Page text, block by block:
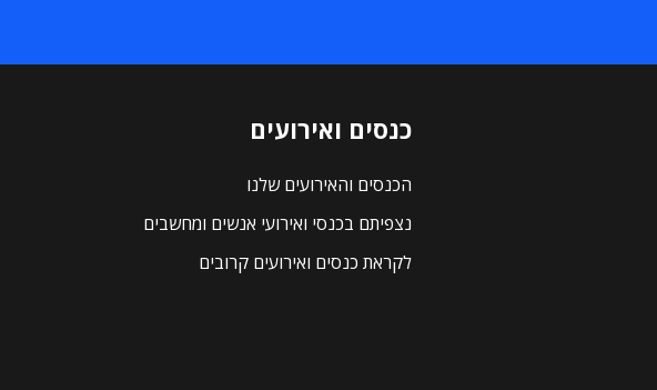
כנסים ואירועים
הכנסים והאירועים שלנו
נצפיתם בכנסי ואירועי אנשים ומחשבים
לקראת כנסים ואירועים קרובים